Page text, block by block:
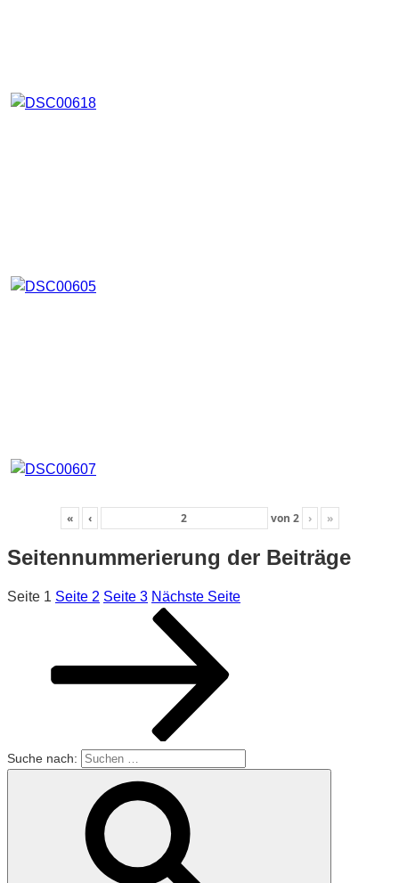
« ‹ von 2 › »
Seitennummerierung der Beiträge
Seite 1 Seite 2 Seite 3 Nächste Seite
Suche nach: